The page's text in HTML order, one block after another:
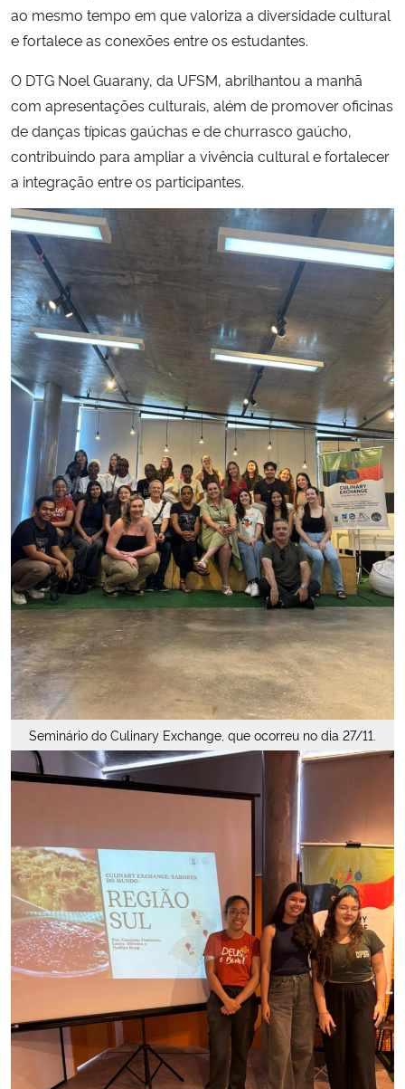
ao mesmo tempo em que valoriza a diversidade cultural
e fortalece as conexões entre os estudantes.
O DTG Noel Guarany, da UFSM, abrilhantou a manhã
com apresentações culturais, além de promover oficinas
de danças típicas gaúchas e de churrasco gaúcho,
contribuindo para ampliar a vivência cultural e fortalecer
a integração entre os participantes.
Seminário do Culinary Exchange, que ocorreu no dia 27/11.